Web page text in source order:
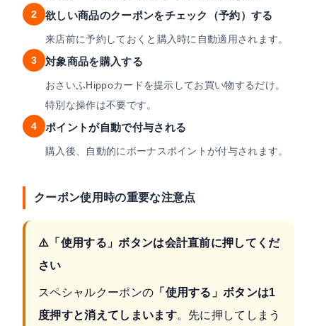
2
欲しい商品のクーポンをチェック（予約）する
来店前に予約しておくと購入時に自動適用されます。
3
対象商品を購入する
おさいふHippoカードを提示してお買い物するだけ。
特別な操作は不要です。
4
ポイントが自動で付与される
購入後、自動的にボーナスポイントが付与されます。
クーポン使用時の重要な注意点
⚠️「使用する」ボタンは会計直前に押してくだ
さい
スペシャルクーポンの 「使用する」ボタンは1
度押すと消えてしまいます。先に押してしまう